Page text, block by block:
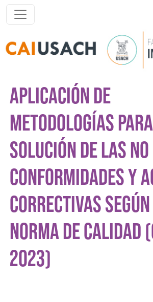
Pasar al contenido principal
APLICACIÓN DE
METODOLOGÍAS PARA
SOLUCIÓN DE LAS NO
CONFORMIDADES Y
CORRECTIVAS
NORMA DE
2023)